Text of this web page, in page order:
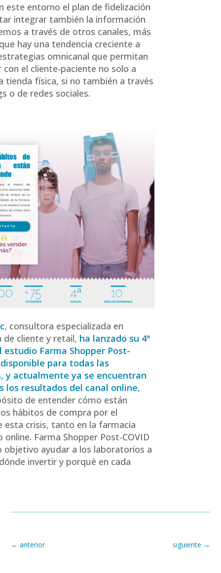
este entorno el plan de fidelización
integrar también la información
a través de otros canales, más
hay una tendencia creciente a
omnicanal que permitan
el cliente-paciente no solo a
tienda física, si no también a través
o de redes sociales.
, consultora especializada en
de cliente y retail, ha lanzado su 4ª
estudio Farma Shopper Post-
para todas las
y actualmente ya se encuentran
los resultados del canal online,
de entender cómo están
hábitos de compra por el
esta crisis, tanto en la farmacia
online. Farma Shopper Post-COVID
objetivo ayudar a los laboratorios a
invertir y porqué en cada
←anterior siguiente →